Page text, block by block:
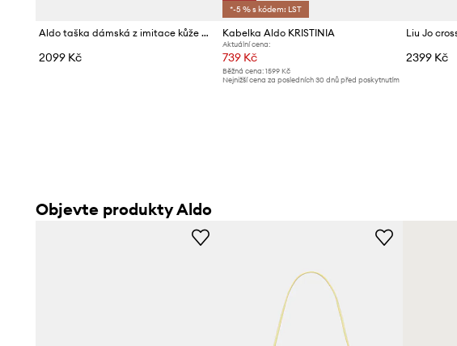
Aldo taška dámská z imitace kůže MARISELA
2099 Kč
*-5 % s kódem: LST
Kabelka Aldo KRISTINIA
Aktuální cena:
739 Kč
Běžná cena:1599 Kč
Nejnižší cena za posledních 30 dnů před poskytnutím
2399 Kč
Objevte produkty Aldo